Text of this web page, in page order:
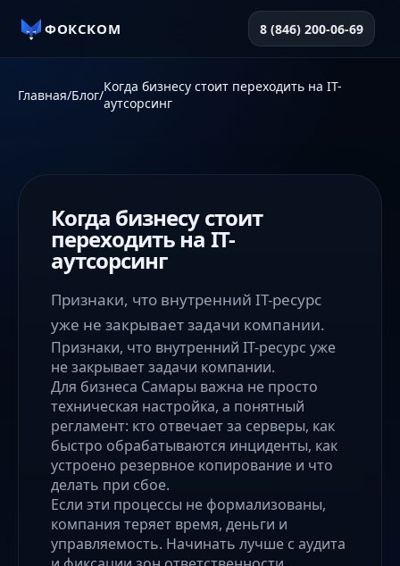
ФОКСКОМ 8 (846) 200-06-69
Главная/Блог/Когда бизнесу стоит переходить на IT-
аутсорсинг
Когда бизнесу стоит
переходить на IT-
аутсорсинг
Признаки, что внутренний IT-ресурс
уже не закрывает задачи компании.
Признаки, что внутренний IT-ресурс уже
не закрывает задачи компании.
Для бизнеса Самары важна не просто
техническая настройка, а понятный
регламент: кто отвечает за серверы, как
быстро обрабатываются инциденты, как
устроено резервное копирование и что
делать при сбое.
Если эти процессы не формализованы,
компания теряет время, деньги и
управляемость. Начинать лучше с аудита